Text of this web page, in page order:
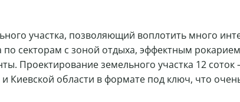
участка, позволяющий воплотить много
секторам с зоной отдыха, эффектным
Проектирование земельного участка 12
Киевской области в формате под ключ, что